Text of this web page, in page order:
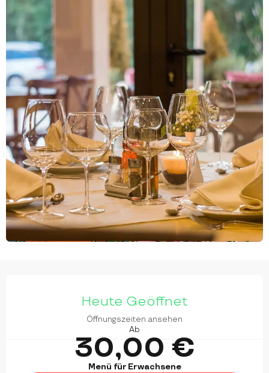
Heute Geöffnet
Öffnungszeiten ansehen
Ab
30,00 €
Menü für Erwachsene